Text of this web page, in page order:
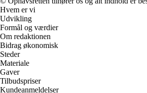
Hvem er vi
Udvikling
Formål og værdier
Om redaktionen
Bidrag økonomisk
Steder
Materiale
Gaver
Tilbudspriser
Kundeanmeldelser